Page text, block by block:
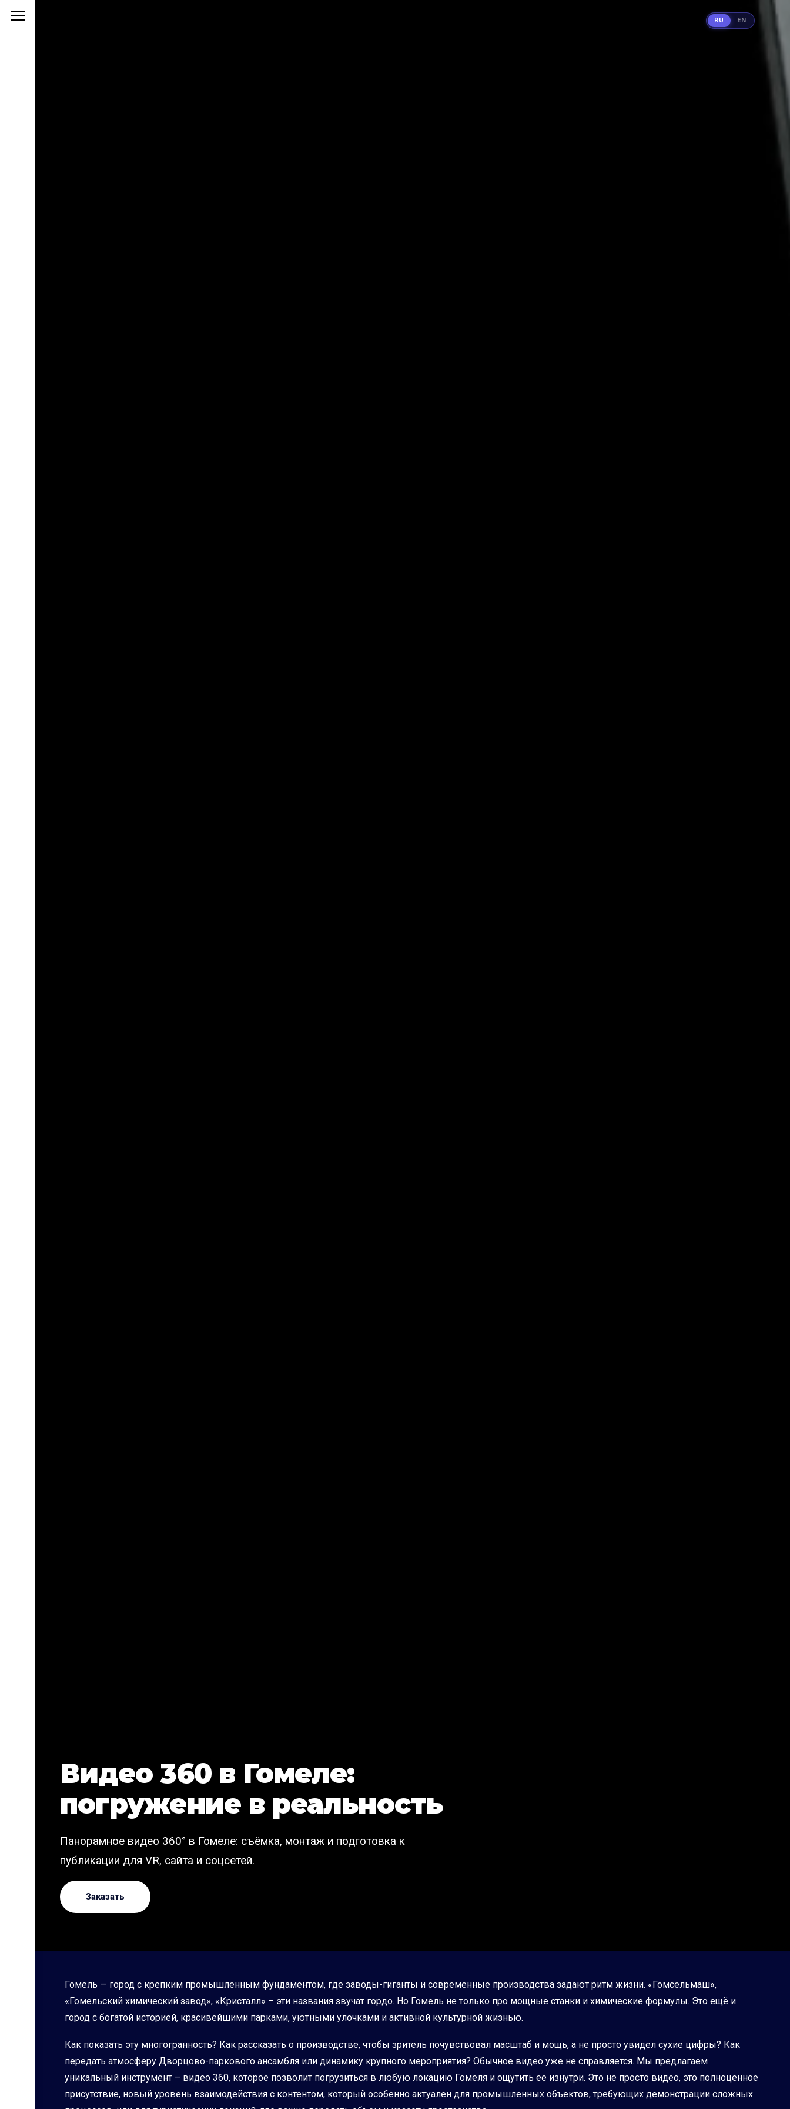
Видео 360 в Гомеле:
погружение в реальность
Панорамное видео 360° в Гомеле: съёмка, монтаж и подготовка к
публикации для VR, сайта и соцсетей.
Заказать
Гомель — город с крепким промышленным фундаментом, где заводы-гиганты и современные производства задают ритм жизни. «Гомсельмаш»,
«Гомельский химический завод», «Кристалл» – эти названия звучат гордо. Но Гомель не только про мощные станки и химические формулы. Это ещё и
город с богатой историей, красивейшими парками, уютными улочками и активной культурной жизнью.
Как показать эту многогранность? Как рассказать о производстве, чтобы зритель почувствовал масштаб и мощь, а не просто увидел сухие цифры? Как
передать атмосферу Дворцово-паркового ансамбля или динамику крупного мероприятия? Обычное видео уже не справляется. Мы предлагаем
уникальный инструмент – видео 360, которое позволит погрузиться в любую локацию Гомеля и ощутить её изнутри. Это не просто видео, это полноценное
присутствие, новый уровень взаимодействия с контентом, который особенно актуален для промышленных объектов, требующих демонстрации сложных
RU EN